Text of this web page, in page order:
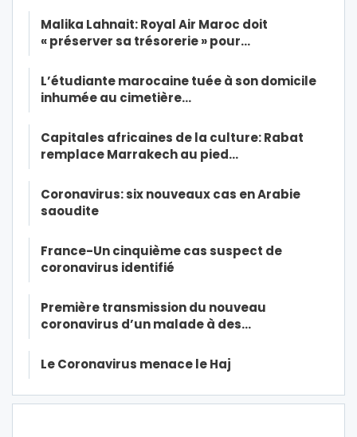
Malika Lahnait: Royal Air Maroc doit
« préserver sa trésorerie » pour…
L’étudiante marocaine tuée à son domicile
inhumée au cimetière…
Capitales africaines de la culture: Rabat
remplace Marrakech au pied…
Coronavirus: six nouveaux cas en Arabie
saoudite
France-Un cinquième cas suspect de
coronavirus identifié
Première transmission du nouveau
coronavirus d’un malade à des…
Le Coronavirus menace le Haj